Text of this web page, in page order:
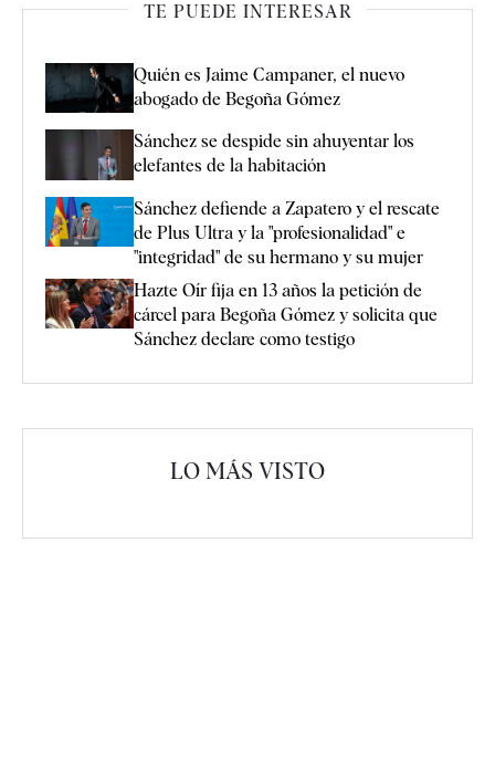
TE PUEDE INTERESAR
Quién es Jaime Campaner, el nuevo
abogado de Begoña Gómez
Sánchez se despide sin ahuyentar los
elefantes de la habitación
Sánchez defiende a Zapatero y el rescate
de Plus Ultra y la "profesionalidad" e
"integridad" de su hermano y su mujer
Hazte Oír fija en 13 años la petición de
cárcel para Begoña Gómez y solicita que
Sánchez declare como testigo
LO MÁS VISTO